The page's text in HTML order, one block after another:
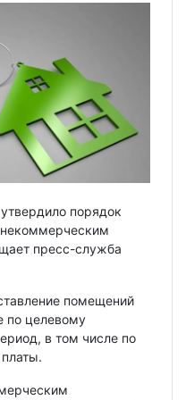
порядок
пресс-служба
помещений
по целевому
в том числе по